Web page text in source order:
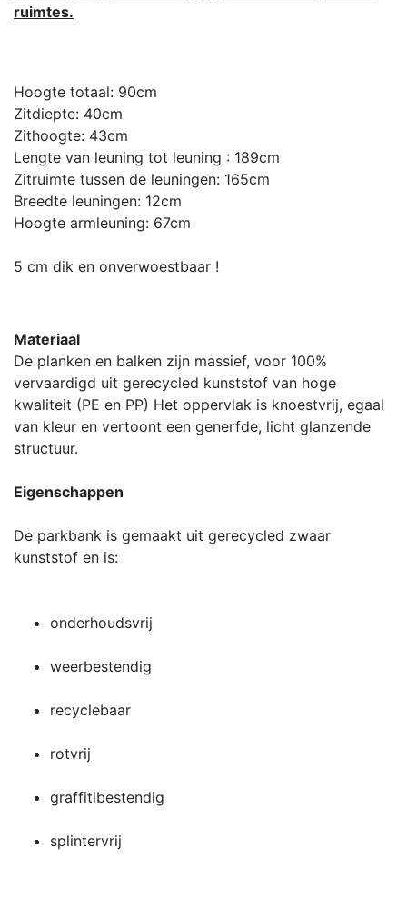
ruimtes.
Hoogte totaal: 90cm
Zitdiepte: 40cm
Zithoogte: 43cm
Lengte van leuning tot leuning : 189cm
Zitruimte tussen de leuningen: 165cm
Breedte leuningen: 12cm
Hoogte armleuning: 67cm
5 cm dik en onverwoestbaar !
Materiaal
De planken en balken zijn massief, voor 100%
vervaardigd uit gerecycled kunststof van hoge
kwaliteit (PE en PP) Het oppervlak is knoestvrij, egaal
van kleur en vertoont een generfde, licht glanzende
structuur.
Eigenschappen
De parkbank is gemaakt uit gerecycled zwaar
kunststof en is:
onderhoudsvrij
weerbestendig
recyclebaar
rotvrij
graffitibestendig
splintervrij